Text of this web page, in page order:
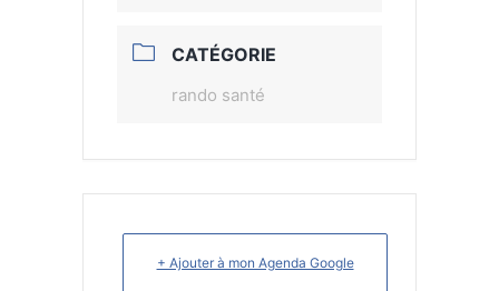
CATÉGORIE
rando santé
+ Ajouter à mon Agenda Google